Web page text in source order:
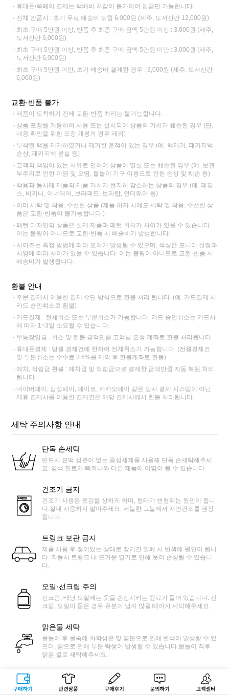
구매하기 관련상품 상품후기 문의하기 고객센터
휴대폰/쓱페이 결제는 택배비 차감이 불가하여 입금만 가능합니다.
전체 반품시 : 초기 무료 배송비 포함 6,000원 (제주, 도서산간 12,000원)
최초 구매 5만원 이상, 반품 후 최종 구매 금액 5만원 이상 : 3,000원 (제주,
도서산간 6,000원)
최초 구매 5만원 이상, 반품 후 최종 구매 금액 5만원 미만 : 3,000원 (제주,
도서산간 6,000원)
최초 구매 5만원 미만, 초기 배송비 결제한 경우 : 3,000원 (제주, 도서산간
6,000원)
교환·반품 불가
제품이 도착하기 전에 교환·반품 처리는 불가능합니다.
상품 포장을 개봉하여 사용 또는 설치되어 상품의 가치가 훼손된 경우 (단,
내용 확인을 위한 포장 개봉의 경우 제외)
부착된 택을 제거하였거나 제거한 흔적이 있는 경우 (예: 택제거, 패키지백
손상, 패키지백 분실 등)
고객의 책임이 있는 사유로 인하여 상품이 멸실 또는 훼손된 경우 (예: 보관
부주의로 인한 이염 및 오염, 물놀이 기구 이용으로 인한 손상 및 훼손 등)
착용과 동시에 제품의 제품 가치가 현저히 감소하는 상품의 경우 (예: 레깅
스, 비키니, 이너웨어, 브라패드, 브라탑, 언더웨어 등)
이미 세탁 및 착용, 수선한 상품 (제품 하자 시에도 세탁 및 착용, 수선한 상
품은 교환·반품이 불가능합니다.)
패턴 디자인의 상품은 실제 제품과 패턴 위치가 차이가 있을 수 있습니다.
이는 불량이 아니므로 교환·반품 시 배송비가 발생합니다.
사이즈는 측정 방법에 따라 오차가 발생될 수 있으며, 색상은 모니터 설정과
사양에 따라 차이가 있을 수 있습니다. 이는 불량이 아니므로 교환·반품 시
배송비가 발생됩니다.
환불 안내
주문 결제시 이용한 결제 수단 방식으로 환불 처리 됩니다. (예: 카드결제 시
카드 승인취소로 환불)
카드결제 : 전체취소 또는 부분취소가 가능합니다. 카드 승인취소는 카드사
에 따라 1~3일 소요될 수 있습니다.
무통장입금 : 취소 및 환불 금액만큼 고객님 요청 계좌로 환불 처리됩니다.
휴대폰결제 : 당월 결제건에 한하여 전체취소가 가능합니다. (전월결제건
및 부분취소는 수수료 3.6%를 제외 후 환불계좌로 환불)
예치, 적립금 환불 : 예치금 및 적립금으로 결제한 금액만큼 자동 복원 처리
됩니다.
네이버페이, 삼성페이, 페이코, 카카오페이 같은 당사 결제 시스템이 아닌
제휴 결제사를 이용한 결제건은 해당 결제사에서 환불 처리됩니다.
세탁 주의사항 안내
단독 손세탁
반드시 표백 성분이 없는 중성세제를 사용해 단독 손세탁해주세
요. 염색 잔료가 빠져나와 다른 제품에 이염이 될 수 있습니다.
건조기 금지
건조기 사용은 옷감을 상하게 하며, 형태가 변형되는 원인이 됩니
다.절대 사용하지 말아주세요. 서늘한 그늘에서 자연건조를 권장
합니다.
트렁크 보관 금지
제품 사용 후 젖어있는 상태로 장기간 밀폐 시 변색에 원인이 됩니
다. 자동차 트렁크 내 뜨거운 열기로 인해 옷이 손상될 수 있습니
다.
오일·선크림 주의
선크림, 태닝 오일에는 옷을 손상시키는 원료가 들어 있습니다. 선
크림, 오일이 묻은 경우 유분이 남지 않을 때까지 세탁해주세요.
맑은물 세탁
물놀이 후 물속에 화학성분 및 염분으로 인해 변색이 발생할 수 있
으며, 땀으로 인해 부분 탁생이 발생할 수 있습니다.물놀이 직후
맑은 물로 세탁해주세요.
마찰 주의
워터파크에 있는 미끄럼틀 같은 물놀이 기구에 경우 마찰로 인하